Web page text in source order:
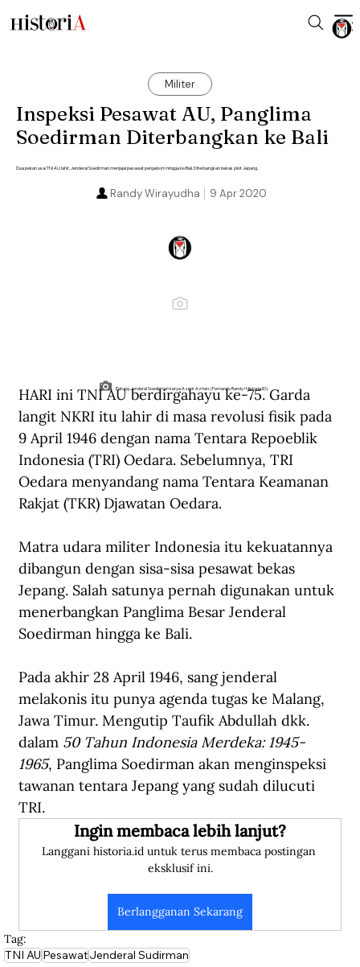
Militer
Inspeksi Pesawat AU, Panglima
Soedirman Diterbangkan ke Bali
Dua pekan usai TNI AU lahir, Jenderal Soedirman menjajal pesawat pengebom hingga ke Bali. Diterbangkan bekas pilot Jepang.
9 Apr 2020
Randy Wirayudha
Patung Jenderal Soedirman karya Azmir Azhari. (Fernando Randy/Historia.ID).
HARI ini TNI AU berdirgahayu ke-75. Garda
langit NKRI itu lahir di masa revolusi fisik pada
9 April 1946 dengan nama Tentara Repoeblik
Indonesia (TRI) Oedara. Sebelumnya, TRI
Oedara menyandang nama Tentara Keamanan
Rakjat (TKR) Djawatan Oedara.
Matra udara militer Indonesia itu kekuatannya
dibangun dengan sisa-sisa pesawat bekas
Jepang. Salah satunya pernah digunakan untuk
menerbangkan Panglima Besar Jenderal
Soedirman hingga ke Bali.
Pada akhir 28 April 1946, sang jenderal
melakonis itu punya agenda tugas ke Malang,
Jawa Timur. Mengutip Taufik Abdullah dkk.
dalam 50 Tahun Indonesia Merdeka: 1945-
1965, Panglima Soedirman akan menginspeksi
tawanan tentara Jepang yang sudah dilucuti
TRI.
Ingin membaca lebih lanjut?
Langgani historia.id untuk terus membaca postingan
eksklusif ini.
Berlangganan Sekarang
Tag:
TNI AUPesawatJenderal Sudirman